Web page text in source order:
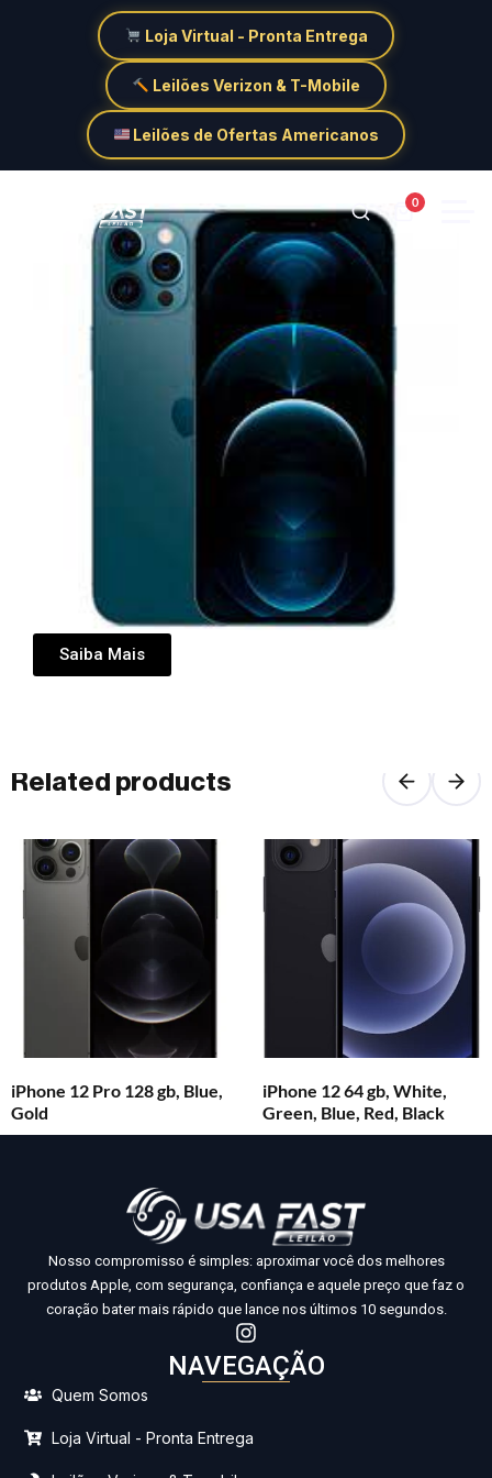
Loja Virtual - Pronta Entrega
Leilões Verizon & T-Mobile
Leilões de Ofertas Americanos
0
iPhone 12 Pro Max 256 gb, Blue,
Category
newest
Saiba Mais
Related products
iPhone 12 Pro 128 gb, Blue,
Gold
iPhone 12 64 gb, White,
Green, Blue, Red, Black
Nosso compromisso é simples: aproximar você dos melhores
produtos Apple, com segurança, confiança e aquele preço que faz o
coração bater mais rápido que lance nos últimos 10 segundos.
NAVEGAÇÃO
Quem Somos
Loja Virtual - Pronta Entrega